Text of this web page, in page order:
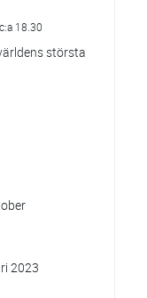
18.30
största
2023